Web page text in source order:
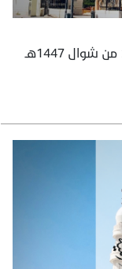
خطبة الجمعة المذاعة والموزعة بتاريخ 29 من شوال 1447هـ